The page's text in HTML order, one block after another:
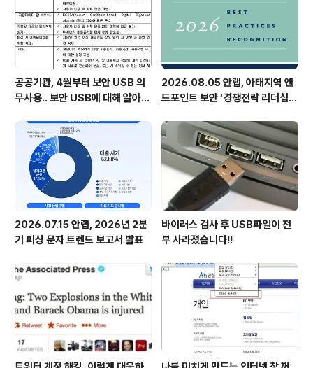
공공기관, 4월부터 보안 USB 의
무사용.. 보안 USB에 대해 알아봅
2026.08.05 안랩, 아태지역 엔
드포인트 보안 ‘경쟁전략 리더십’
2026.07.15 안랩, 2026년 2분
기 피싱 문자 트렌드 보고서 발표
바이러스 검사 후 USB파일이 전
부 사라졌습니다!!